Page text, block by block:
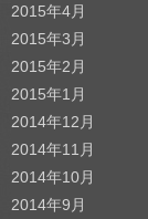
2015年4月
2015年3月
2015年2月
2015年1月
2014年12月
2014年11月
2014年10月
2014年9月